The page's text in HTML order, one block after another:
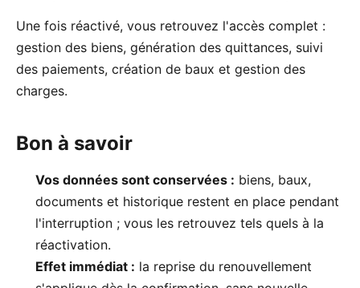
Une fois réactivé, vous retrouvez l'accès complet :
gestion des biens, génération des quittances, suivi
des paiements, création de baux et gestion des
charges.
Bon à savoir
Vos données sont conservées : biens, baux,
documents et historique restent en place pendant
l'interruption ; vous les retrouvez tels quels à la
réactivation.
Effet immédiat : la reprise du renouvellement